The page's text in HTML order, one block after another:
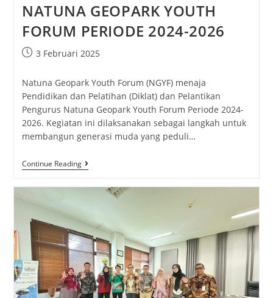
NATUNA GEOPARK YOUTH
FORUM PERIODE 2024-2026
3 Februari 2025
Natuna Geopark Youth Forum (NGYF) menaja
Pendidikan dan Pelatihan (Diklat) dan Pelantikan
Pengurus Natuna Geopark Youth Forum Periode 2024-
2026. Kegiatan ini dilaksanakan sebagai langkah untuk
membangun generasi muda yang peduli…
Continue Reading